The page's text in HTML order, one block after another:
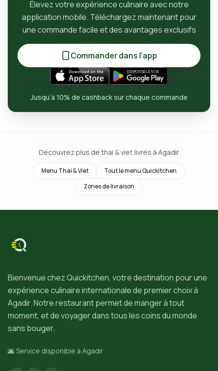
Élevez votre expérience culinaire avec notre
application mobile. Téléchargez maintenant pour
une commande facile et des avantages exclusifs
Commander dans l'app
Jusqu’à 10% de cashback sur chaque commande
Découvrez plus de thai & viet livrés à Agadir
Menu Thai & Viet
Tout le menu Quickitchen
Zones de livraison
Bienvenue chez Quickitchen, votre destination pour une
expérience culinaire internationale de premier choix à
Agadir. Notre restaurant permet de manger à tout
moment, et de voyager dans tous les coins du monde
sans bouger.
🌆 Service disponible à Agadir